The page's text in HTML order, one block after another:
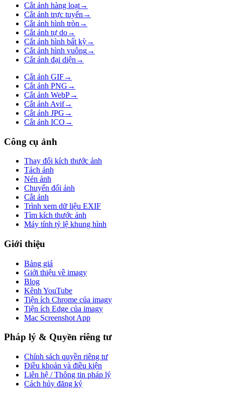
Cắt ảnh hàng loạt→
Cắt ảnh trực tuyến →
Cắt ảnh hình tròn →
Cắt ảnh tự do→
Cắt ảnh hình bất kỳ→
Cắt ảnh hình vuông→
Cắt ảnh đại diện →
Cắt ảnh GIF→
Cắt ảnh PNG →
Cắt ảnh WebP→
Cắt ảnh Avif→
Cắt ảnh JPG →
Cắt ảnh ICO →
Công cụ ảnh
Thay đổi kích thước ảnh
Tách ảnh
Nén ảnh
Chuyển đổi ảnh
Cắt ảnh
Trình xem dữ liệu EXIF
Tìm kích thước ảnh
Máy tính tỷ lệ khung hình
Giới thiệu
Bảng giá
Giới thiệu về imagy
Blog
Kênh YouTube
Tiện ích Chrome của imagy
Tiện ích Edge của imagy
Mac Screenshot App
Pháp lý & Quyền riêng tư
Chính sách quyền riêng tư
Điều khoản và điều kiện
Liên hệ / Thông tin pháp lý
Cách hủy đăng ký